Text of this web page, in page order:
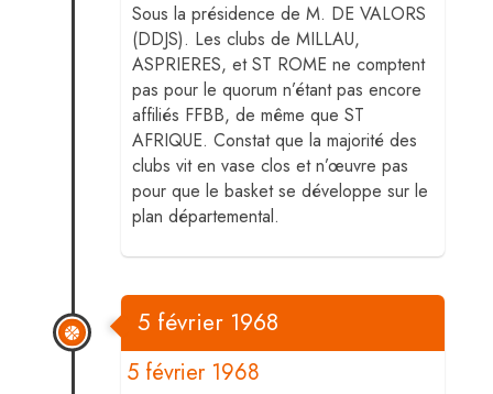
Sous la présidence de M. DE VALORS
(DDJS). Les clubs de MILLAU,
ASPRIERES, et ST ROME ne comptent
pas pour le quorum n’étant pas encore
affiliés FFBB, de même que ST
AFRIQUE. Constat que la majorité des
clubs vit en vase clos et n’œuvre pas
pour que le basket se développe sur le
plan départemental.
5 février 1968
5 février 1968